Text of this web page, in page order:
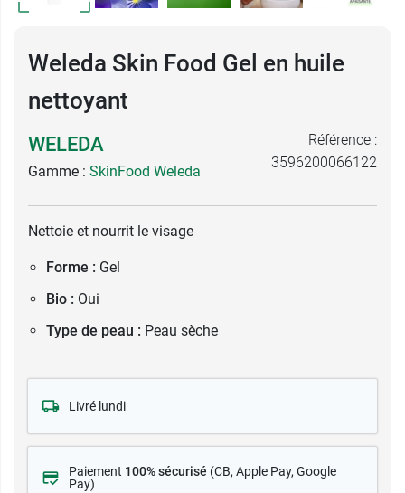
Weleda Skin Food Gel en huile
nettoyant
WELEDA
Gamme : SkinFood Weleda
Référence :
3596200066122
Nettoie et nourrit le visage
Forme : Gel
Bio : Oui
Type de peau : Peau sèche
Livré lundi
Paiement 100% sécurisé (CB, Apple Pay, Google
Pay)